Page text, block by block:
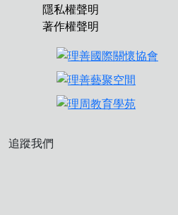
隱私權聲明
著作權聲明
追蹤我們